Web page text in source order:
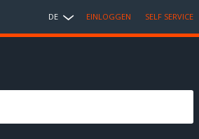
DE EINLOGGEN SELF SERVICE